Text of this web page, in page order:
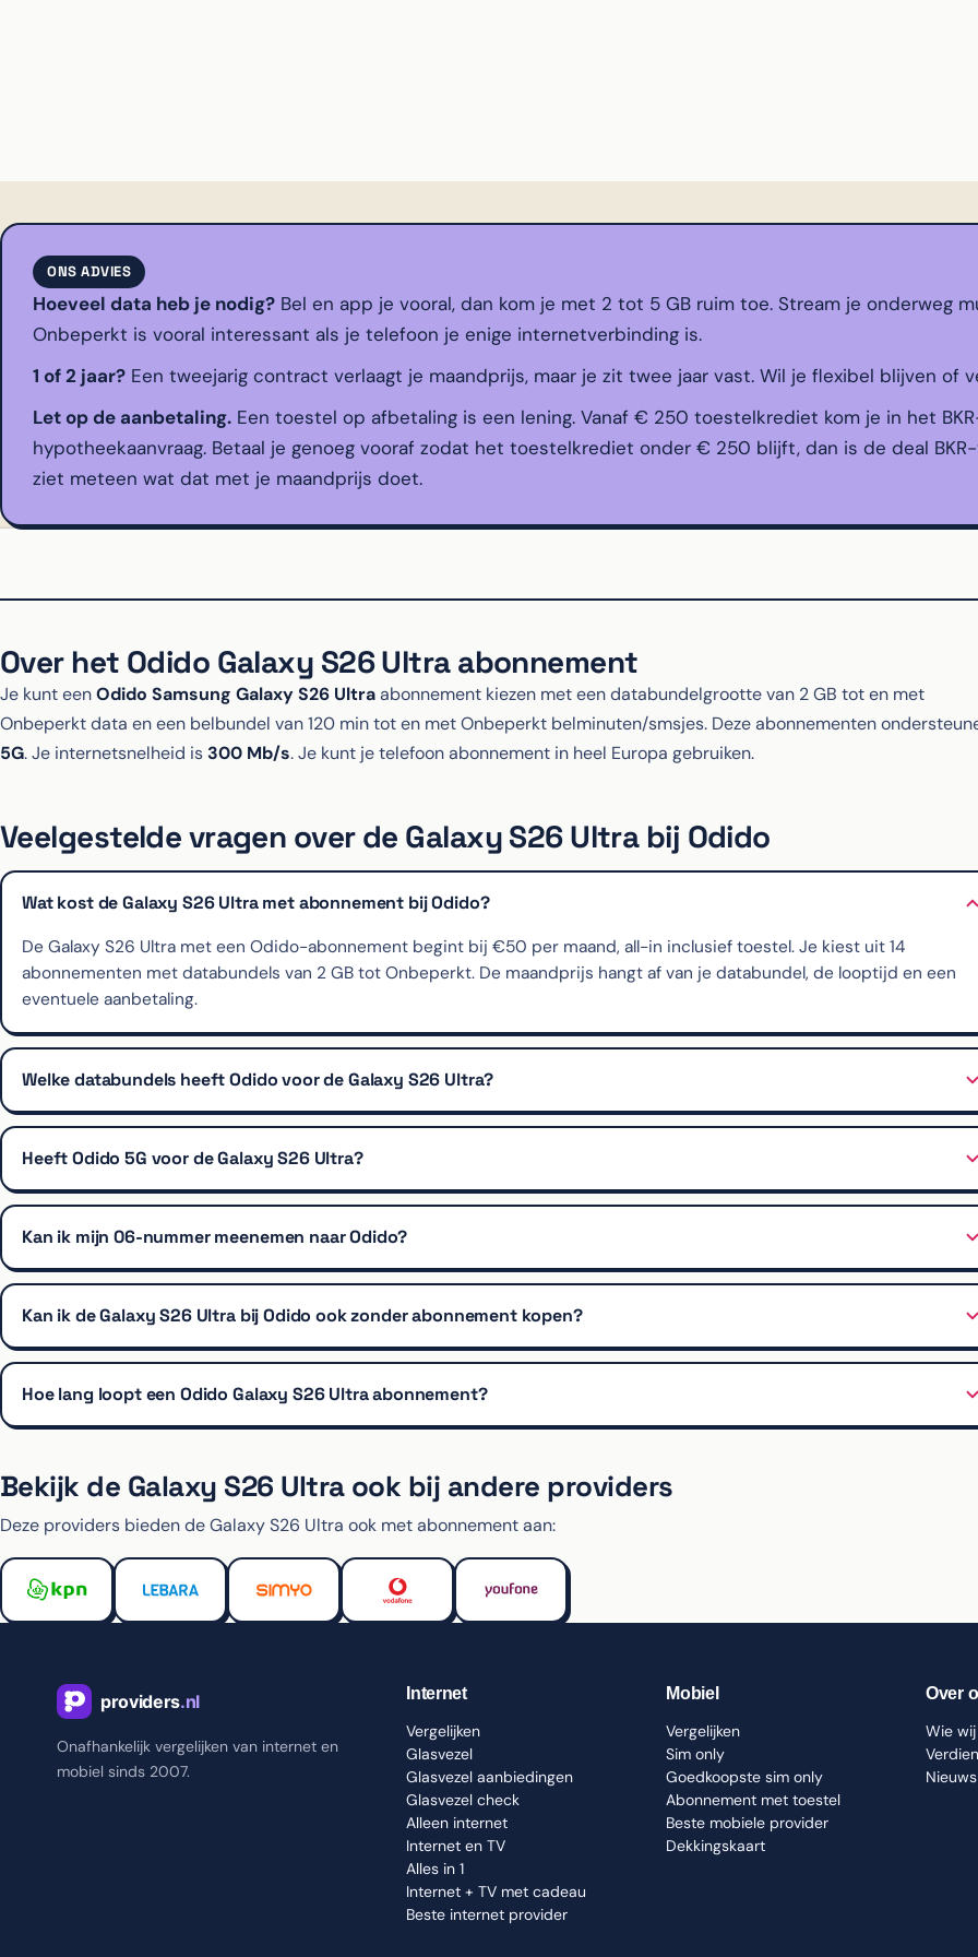
ONS ADVIES
Hoeveel data heb je nodig? Bel en app je vooral, dan kom je met 2 tot 5 GB ruim toe. Stream je onderweg
Onbeperkt is vooral interessant als je telefoon je enige internetverbinding is.
1 of 2 jaar? Een tweejarig contract verlaagt je maandprijs, maar je zit twee jaar vast. Wil je flexibel blijven of
Let op de aanbetaling. Een toestel op afbetaling is een lening. Vanaf € 250 toestelkrediet kom je in het
hypotheekaanvraag. Betaal je genoeg vooraf zodat het toestelkrediet onder € 250 blijft, dan is de deal
ziet meteen wat dat met je maandprijs doet.
Over het Odido Galaxy S26 Ultra abonnement
Je kunt eenOdido Samsung Galaxy S26 Ultraabonnement kiezen met een databundelgrootte van 2 GB tot en met
Onbeperkt data en een belbundel van 120 min tot en met Onbeperkt belminuten/smsjes. Deze abonnementen
5G. Je internetsnelheid is300 Mb/s. Je kunt je telefoon abonnement in heel Europa gebruiken.
Veelgestelde vragen over de Galaxy S26 Ultra bij Odido
Wat kost de Galaxy S26 Ultra met abonnement bij Odido?
De Galaxy S26 Ultra met een Odido-abonnement begint bij €50 per maand, all-in inclusief toestel. Je kiest uit 14
abonnementen met databundels van 2 GB tot Onbeperkt. De maandprijs hangt af van je databundel, de looptijd en een
eventuele aanbetaling.
Welke databundels heeft Odido voor de Galaxy S26 Ultra?
Heeft Odido 5G voor de Galaxy S26 Ultra?
Kan ik mijn 06-nummer meenemen naar Odido?
Kan ik de Galaxy S26 Ultra bij Odido ook zonder abonnement kopen?
Hoe lang loopt een Odido Galaxy S26 Ultra abonnement?
Bekijk de Galaxy S26 Ultra ook bij andere providers
Deze providers bieden de Galaxy S26 Ultra ook met abonnement aan:
Onafhankelijk vergelijken van internet en
mobiel sinds 2007.
Internet
Vergelijken
Glasvezel
Glasvezel aanbiedingen
Glasvezel check
Alleen internet
Internet en TV
Alles in 1
Internet + TV met cadeau
Beste internet provider
Mobiel
Vergelijken
Sim only
Goedkoopste sim only
Abonnement met toestel
Beste mobiele provider
Dekkingskaart
Over
Wie
Nieuws